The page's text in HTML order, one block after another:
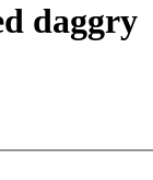
daggry